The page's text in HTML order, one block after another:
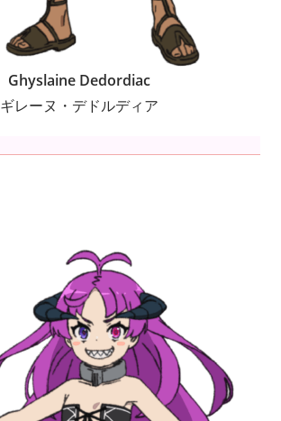
Ghyslaine Dedordiac
ギレーヌ・デドルディア